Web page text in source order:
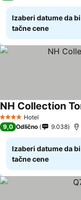
Izaberi datume da
tačne cene
4 ZvezdiceHotel
NH Collection
9,0 Odlično 9.038
Izaberi datume da
tačne cene